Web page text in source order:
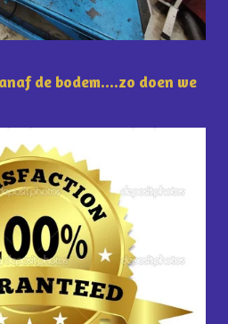
de bodem....zo doen we